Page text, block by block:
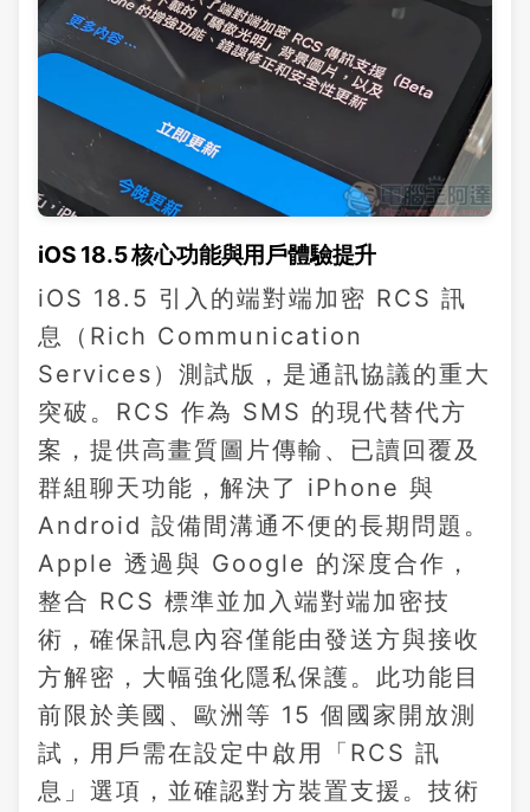
iOS 18.5 核心功能與用戶體驗提升
iOS 18.5 引入的端對端加密 RCS 訊
息（Rich Communication
Services）測試版，是通訊協議的重大
突破。RCS 作為 SMS 的現代替代方
案，提供高畫質圖片傳輸、已讀回覆及
群組聊天功能，解決了 iPhone 與
Android 設備間溝通不便的長期問題。
Apple 透過與 Google 的深度合作，
整合 RCS 標準並加入端對端加密技
術，確保訊息內容僅能由發送方與接收
方解密，大幅強化隱私保護。此功能目
前限於美國、歐洲等 15 個國家開放測
試，用戶需在設定中啟用「RCS 訊
息」選項，並確認對方裝置支援。技術